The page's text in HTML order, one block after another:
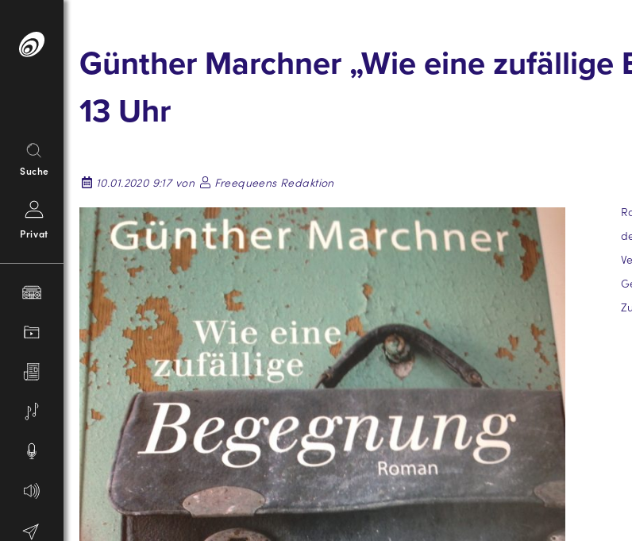
Inhalt
Suche
Privat
Günther Marchner „Wie eine zufällige
13 Uhr
10.01.2020 9:17 von
Freequeens Redaktion